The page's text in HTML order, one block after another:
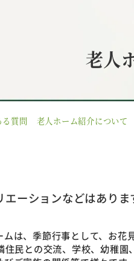
老人
る質問 老人ホーム紹介について
エーションなどはありま
ムは、季節行事として、お花
住民との交流、学校、幼稚